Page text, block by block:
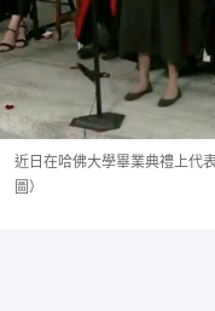
近日在哈佛大學畢業典禮上代
圖）